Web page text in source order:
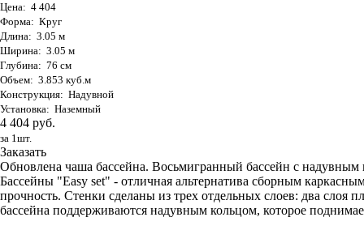
Цена: 4 404
Форма: Круг
Длина: 3.05 м
Ширина: 3.05 м
Глубина: 76 см
Объем: 3.853 куб.м
Конструкция: Надувной
Установка: Наземный
4 404 руб.
за 1шт.
Заказать
Обновлена чаша бассейна. Восьмигранный бассейн с надувным
Бассейны "Easy set" - отличная альтернатива сборным
прочность. Стенки сделаны из трех отдельных слоев: два
бассейна поддерживаются надувным кольцом, которое